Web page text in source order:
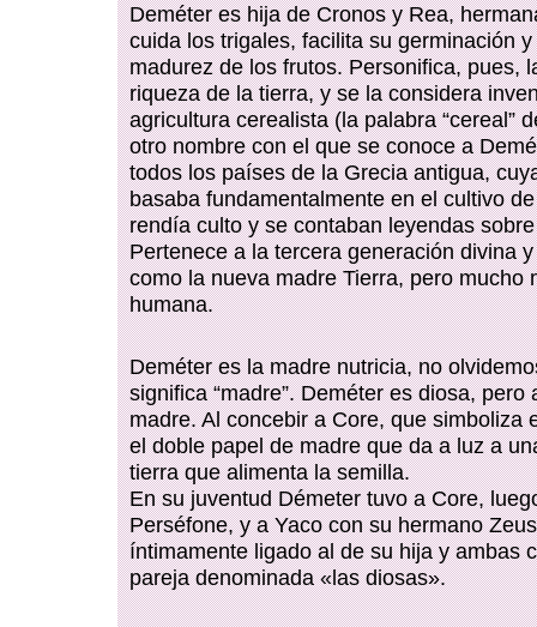
Deméter es hija de Cronos y Rea,
cuida los trigales, facilita su germinación
madurez de los frutos. Personifica, pues,
riqueza de la tierra, y se la considera
agricultura cerealista (la palabra “cereal”
otro nombre con el que se conoce a
todos los países de la Grecia antigua,
basaba fundamentalmente en el cultivo
rendía culto y se contaban leyendas
Pertenece a la tercera generación divina
como la nueva madre Tierra, pero mucho
humana.
Deméter es la madre nutricia, no
significa “madre”. Deméter es diosa, pero
madre. Al concebir a Core, que simboliza
el doble papel de madre que da a luz a
tierra que alimenta la semilla.
En su juventud Démeter tuvo a Core,
Perséfone, y a Yaco con su hermano
íntimamente ligado al de su hija y ambas
pareja denominada «las diosas».